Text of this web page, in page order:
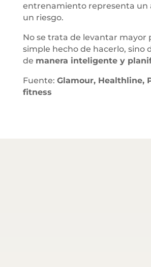
entrenamiento representa un
un riesgo.
No se trata de levantar mayor
simple hecho de hacerlo, sino
de manera inteligente y
Fuente: Glamour, Healthline,
fitness